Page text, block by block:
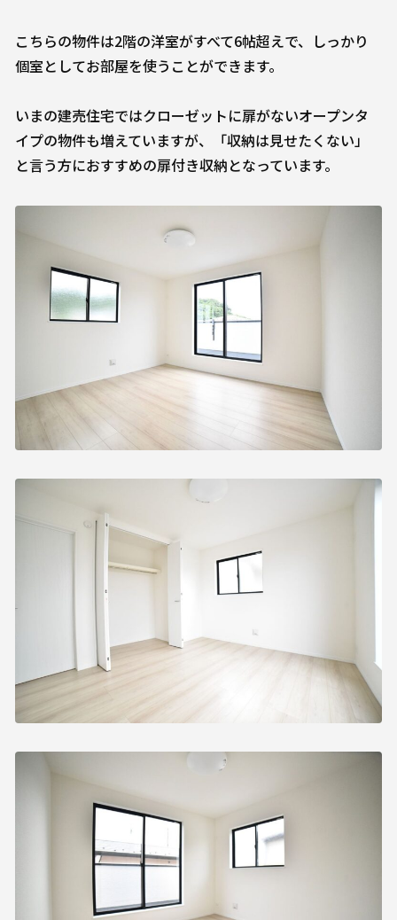
こちらの物件は2階の洋室がすべて6帖超えで、しっかり
個室としてお部屋を使うことができます。
いまの建売住宅ではクローゼットに扉がないオープンタ
イプの物件も増えていますが、「収納は見せたくない」
と言う方におすすめの扉付き収納となっています。